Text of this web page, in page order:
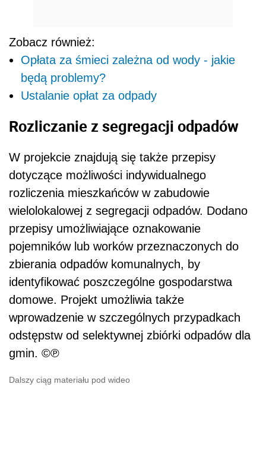
Zobacz również:
Opłata za śmieci zależna od wody - jakie
będą problemy?
Ustalanie opłat za odpady
Rozliczanie z segregacji odpadów
W projekcie znajdują się także przepisy
dotyczące możliwości indywidualnego
rozliczenia mieszkańców w zabudowie
wielolokalowej z segregacji odpadów. Dodano
przepisy umożliwiające oznakowanie
pojemników lub worków przeznaczonych do
zbierania odpadów komunalnych, by
identyfikować poszczególne gospodarstwa
domowe. Projekt umożliwia także
wprowadzenie w szczególnych przypadkach
odstępstw od selektywnej zbiórki odpadów dla
gmin. ©℗
Dalszy ciąg materiału pod wideo